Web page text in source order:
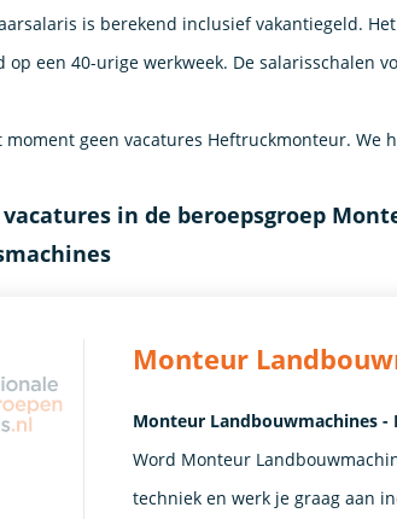
is berekend inclusief vakantiegeld.
op een 40-urige werkweek. De salarisschalen
geen vacatures Heftruckmonteur. We
vacatures in de beroepsgroep
Monteur
Monteur Landbouwmachines -
Word Monteur
techniek en werk je graag aan